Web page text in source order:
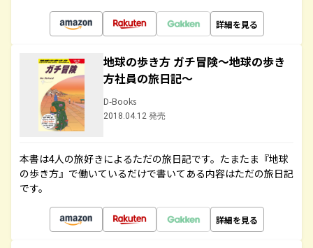
詳細を見る
地球の歩き方 ガチ冒険～地球の歩き
方社員の旅日記～
D-Books
2018.04.12 発売
本書は4人の旅好きによるただの旅日記です。たまたま『地球
の歩き方』で働いているだけで書いてある内容はただの旅日記
です。
詳細を見る